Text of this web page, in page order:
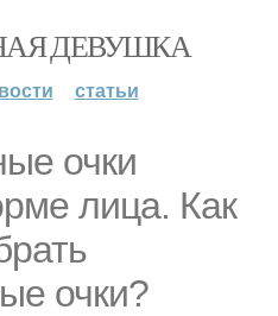
ДЕВУШКА
статьи
очки
лица. Как
очки?